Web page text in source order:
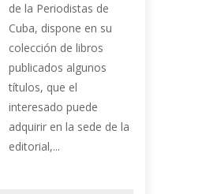
de la Periodistas de
Cuba, dispone en su
colección de libros
publicados algunos
títulos, que el
interesado puede
adquirir en la sede de la
editorial,...